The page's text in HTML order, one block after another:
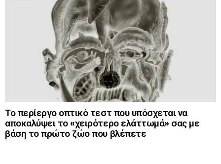
Το περίεργο οπτικό τεστ που υπόσχεται να
αποκαλύψει το «χειρότερο ελάττωμά» σας με
βάση το πρώτο ζώο που βλέπετε